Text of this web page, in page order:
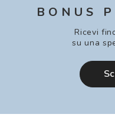
BONUS
Ricevi
su una